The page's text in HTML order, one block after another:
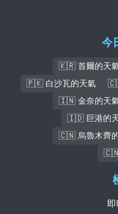
今
🇰🇷 首爾的天
🇵🇰 白沙瓦的天氣
🇮🇳 金奈的天
🇮🇩 巨港的
🇨🇳 烏魯木齊
🇨🇳